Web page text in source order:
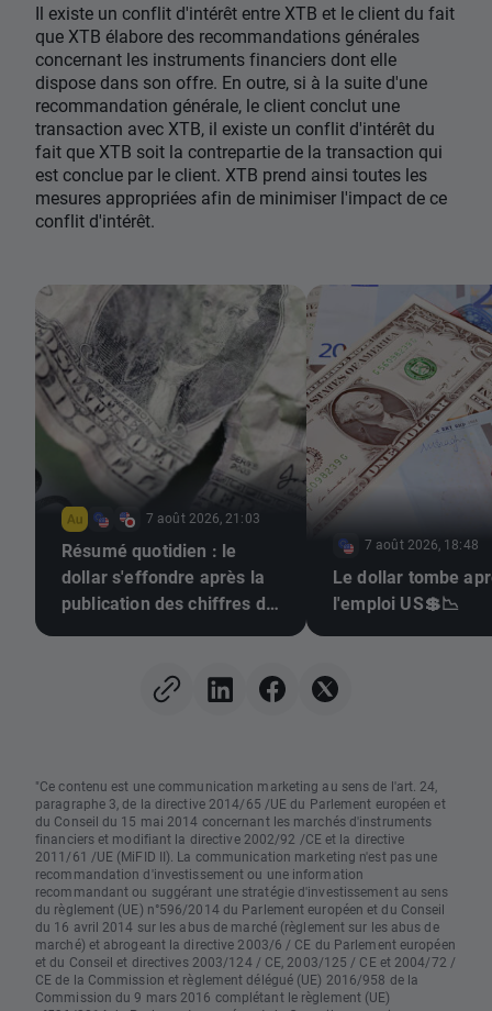
Il existe un conflit d'intérêt entre XTB et le client du fait
que XTB élabore des recommandations générales
concernant les instruments financiers dont elle
dispose dans son offre. En outre, si à la suite d'une
recommandation générale, le client conclut une
transaction avec XTB, il existe un conflit d'intérêt du
fait que XTB soit la contrepartie de la transaction qui
est conclue par le client. XTB prend ainsi toutes les
mesures appropriées afin de minimiser l'impact de ce
conflit d'intérêt.
7 août 2026, 21:03
Résumé quotidien : le
dollar s'effondre après la
publication des chiffres de
7 août 2026, 18:48
Le dollar tombe
l'emploi US💲📉
"Ce contenu est une communication marketing au sens de l'art. 24,
paragraphe 3, de la directive 2014/65 /UE du Parlement européen et
du Conseil du 15 mai 2014 concernant les marchés d'instruments
financiers et modifiant la directive 2002/92 /CE et la directive
2011/61 /UE (MiFID II). La communication marketing n'est pas une
recommandation d'investissement ou une information
recommandant ou suggérant une stratégie d'investissement au sens
du règlement (UE) n°596/2014 du Parlement européen et du Conseil
du 16 avril 2014 sur les abus de marché (règlement sur les abus de
marché) et abrogeant la directive 2003/6 / CE du Parlement européen
et du Conseil et directives 2003/124 / CE, 2003/125 / CE et 2004/72 /
CE de la Commission et règlement délégué (UE) 2016/958 de la
Commission du 9 mars 2016 complétant le règlement (UE)